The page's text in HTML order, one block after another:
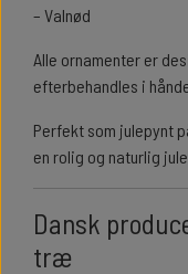
– Valnød
Alle ornamenter er
efterbehandles i
Perfekt som julepynt
en rolig og naturlig
Dansk
træ